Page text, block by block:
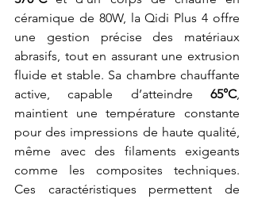
céramique de 80W, la Qidi Plus 4 offre
une gestion précise des matériaux
abrasifs, tout en assurant une extrusion
fluide et stable. Sa chambre chauffante
active, capable d’atteindre 65°C,
maintient une température constante
pour des impressions de haute qualité,
même avec des filaments exigeants
comme les composites techniques.
Ces caractéristiques permettent de